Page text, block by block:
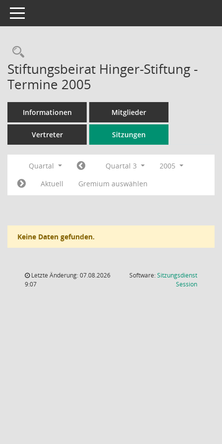
Toggle navigation
Rechercheauswahl
Stiftungsbeirat Hinger-Stiftung -
Termine 2005
Informationen Mitglieder
Vertreter Sitzungen
Quartal Quartal 3
2005
Aktuell
Gremium auswählen
Keine Daten gefunden.
Letzte Änderung: 07.08.2026
9:07
Software:Sitzungsdienst
Session(Wird in